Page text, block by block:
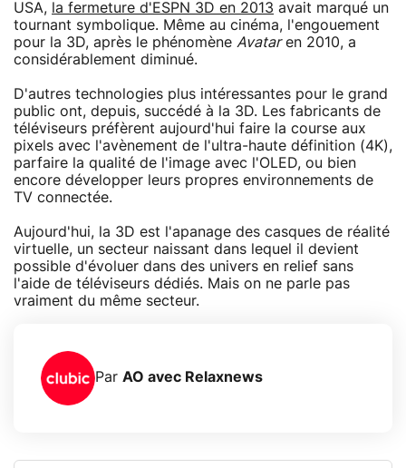
USA, la fermeture d'ESPN 3D en 2013 avait marqué un
tournant symbolique. Même au cinéma, l'engouement
pour la 3D, après le phénomène Avataren 2010, a
considérablement diminué.
D'autres technologies plus intéressantes pour le grand
public ont, depuis, succédé à la 3D. Les fabricants de
téléviseurs préfèrent aujourd'hui faire la course aux
pixels avec l'avènement de l'ultra-haute définition (4K),
parfaire la qualité de l'image avec l'OLED, ou bien
encore développer leurs propres environnements de
TV connectée.
Aujourd'hui, la 3D est l'apanage des casques de réalité
virtuelle, un secteur naissant dans lequel il devient
possible d'évoluer dans des univers en relief sans
l'aide de téléviseurs dédiés. Mais on ne parle pas
vraiment du même secteur.
Par AO avec Relaxnews